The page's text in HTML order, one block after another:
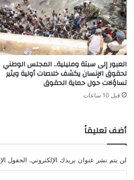
العبور إلى سبتة ومليلية.. المجلس الوطني
لحقوق الإنسان يكشف خلاصات أولية ويثير
تساؤلات حول حماية الحقوق
قبل 10 ساعات
أضف تعليقاً
لن يتم نشر عنوان بريدك الإلكتروني. الحقول